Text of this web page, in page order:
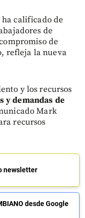
ha calificado de
de
de
refleja la nueva
y los recursos
y demandas de
Mark
recursos
newsletter
desde Google